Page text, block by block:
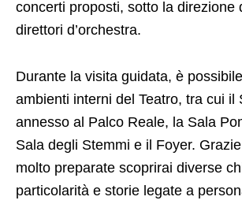
concerti proposti, sotto la direzione
direttori d’orchestra.
Durante la visita guidata, è
ambienti interni del Teatro, tra cui il
annesso al Palco Reale, la Sala
Sala degli Stemmi e il Foyer.
molto preparate scoprirai diverse
particolarità e storie legate a